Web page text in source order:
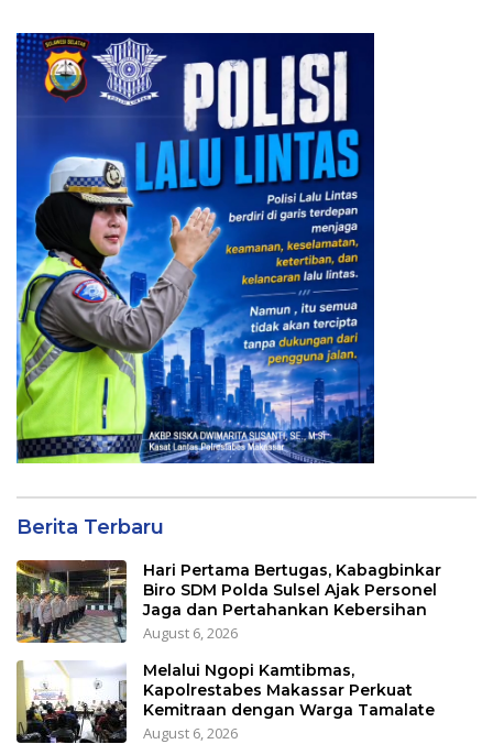
Berita Terbaru
Hari Pertama Bertugas, Kabagbinkar
Biro SDM Polda Sulsel Ajak Personel
Jaga dan Pertahankan Kebersihan
August 6, 2026
Melalui Ngopi Kamtibmas,
Kapolrestabes Makassar Perkuat
Kemitraan dengan Warga Tamalate
August 6, 2026